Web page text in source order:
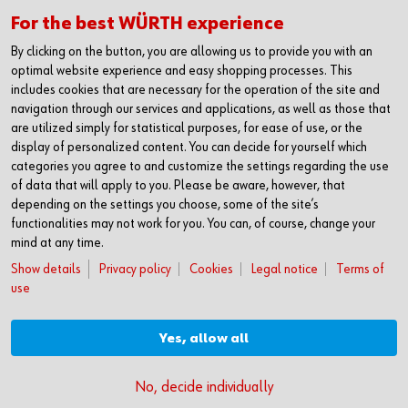
YouTube
CAREER
Our Philosophy
Job Opportunities
CONTACT
Würth Industrie Service
Endüstriyel Hizmetler Pazarlama Limited Şirketi
Mimar Sinan Mahallesi,
Uluğbey Caddesi,
No:1 BB No: 1/3
34570 Silivri / İstanbul
T +90 212 716 52 00
info@wurthindustry.com.tr
For the best WÜRTH experience
By clicking on the button, you are allowing us to provide you with an
optimal website experience and easy shopping processes. This
includes cookies that are necessary for the operation of the site and
navigation through our services and applications, as well as those that
are utilized simply for statistical purposes, for ease of use, or the
display of personalized content. You can decide for yourself which
categories you agree to and customize the settings regarding the use
of data that will apply to you. Please be aware, however, that
depending on the settings you choose, some of the site’s
functionalities may not work for you. You can, of course, change your
mind at any time.
Show details
Privacy policy Cookies Legal notice
Terms of
use
Yes, allow all
No, decide individually